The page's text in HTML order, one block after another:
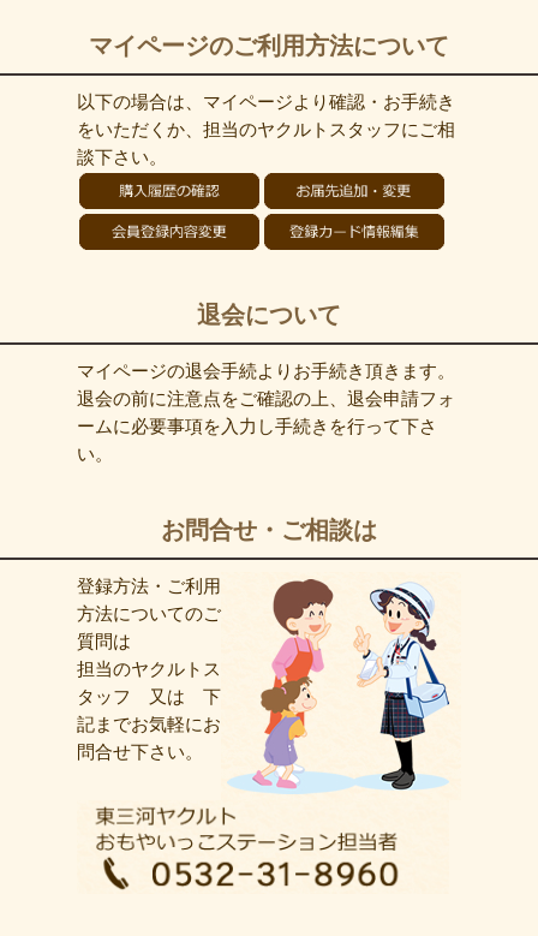
マイページのご利用方法について
以下の場合は、マイページより確認・お手続き
をいただくか、担当のヤクルトスタッフにご相
談下さい。
退会について
マイページの退会手続よりお手続き頂きます。
退会の前に注意点をご確認の上、退会申請フォ
ームに必要事項を入力し手続きを行って下さ
い。
お問合せ・ご相談は
登録方法・ご利用
方法についてのご
質問は
担当のヤクルトス
タッフ 又は 下
記までお気軽にお
問合せ下さい。